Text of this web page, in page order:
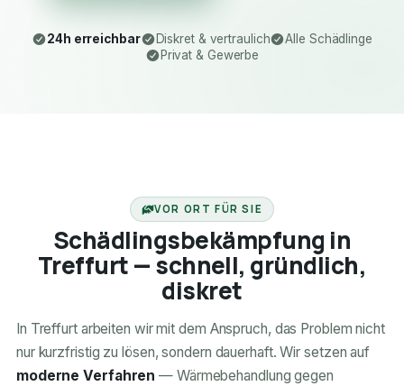
24h erreichbar Diskret & vertraulich
Alle Schädlinge
Privat & Gewerbe
VOR ORT FÜR SIE
Schädlingsbekämpfung in
Treffurt — schnell, gründlich,
diskret
In Treffurt arbeiten wir mit dem Anspruch, das Problem nicht
nur kurzfristig zu lösen, sondern dauerhaft. Wir setzen auf
moderne Verfahren — Wärmebehandlung gegen